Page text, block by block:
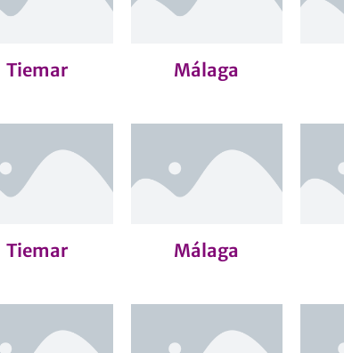
Tiemar Málaga
Tiemar Málaga